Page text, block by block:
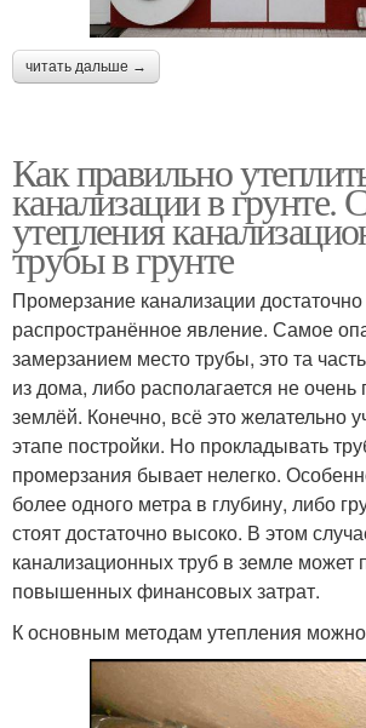
читать дальше →
Как правильно
канализации в грунте.
утепления
трубы в грунте
Промерзание канализации достаточно
распространённое явление. Самое
замерзанием место трубы, это та
из дома, либо располагается не очень
землёй. Конечно, всё это желательно
этапе постройки. Но прокладывать
промерзания бывает нелегко.
более одного метра в глубину, либо
стоят достаточно высоко. В этом
канализационных труб в земле может
повышенных финансовых затрат.
К основным методам утепления можно